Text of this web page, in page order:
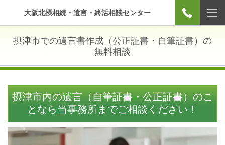
大阪北摂相続・遺言・終活相談センター
摂津市での遺言書作成（公正証書・自筆証書）の
無料相談
摂津市内の遺言（自筆証書・公正証書）のこ
となら当事務所までご相談ください！